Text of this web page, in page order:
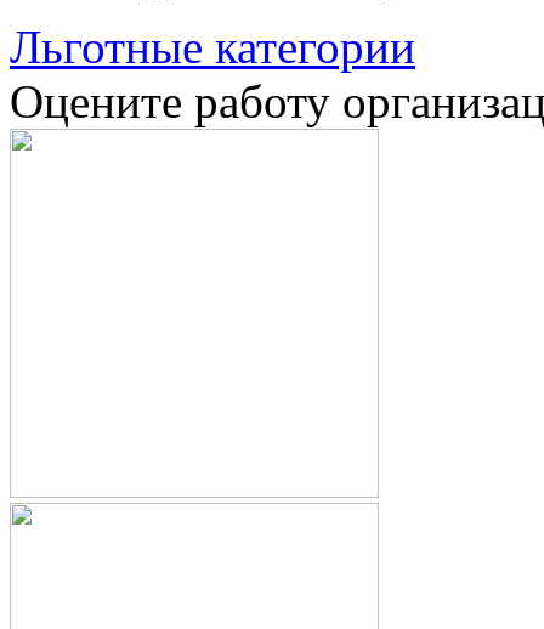
Льготные категории
Оцените работу